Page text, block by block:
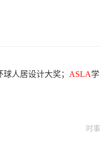
人居设计大奖； ASLA学
时事